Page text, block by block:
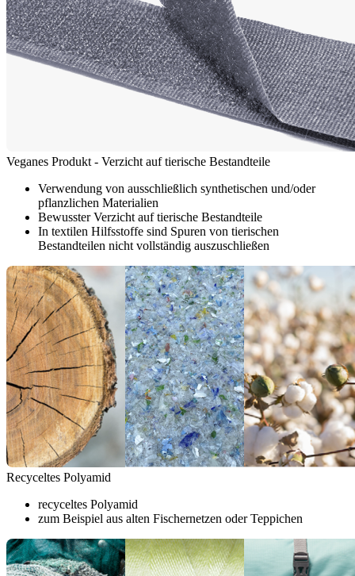
Veganes Produkt - Verzicht auf tierische Bestandteile
Verwendung von ausschließlich synthetischen und/oder
pflanzlichen Materialien
Bewusster Verzicht auf tierische Bestandteile
In textilen Hilfsstoffe sind Spuren von tierischen
Bestandteilen nicht vollständig auszuschließen
Recyceltes Polyamid
recyceltes Polyamid
zum Beispiel aus alten Fischernetzen oder Teppichen